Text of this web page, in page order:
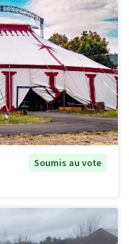
Soumis au vote